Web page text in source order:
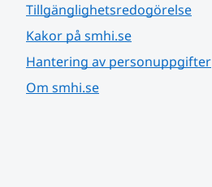
Tillgänglighetsredogörelse
Kakor på smhi.se
Hantering av personuppgifter
Om smhi.se